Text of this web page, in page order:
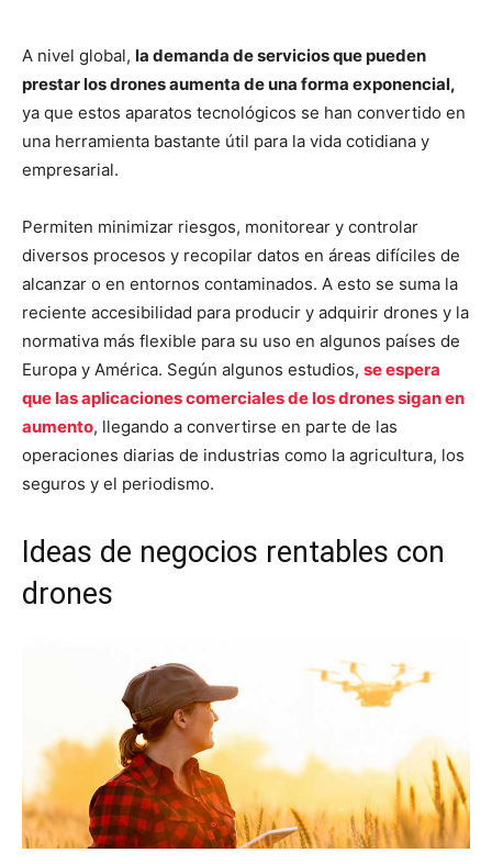
A nivel global, la demanda de servicios que pueden
prestar los drones aumenta de una forma exponencial,
ya que estos aparatos tecnológicos se han convertido en
una herramienta bastante útil para la vida cotidiana y
empresarial.
Permiten minimizar riesgos, monitorear y controlar
diversos procesos y recopilar datos en áreas difíciles de
alcanzar o en entornos contaminados. A esto se suma la
reciente accesibilidad para producir y adquirir drones y la
normativa más flexible para su uso en algunos países de
Europa y América. Según algunos estudios, se espera
que las aplicaciones comerciales de los drones sigan en
aumento, llegando a convertirse en parte de las
operaciones diarias de industrias como la agricultura, los
seguros y el periodismo.
Ideas de negocios rentables con
drones